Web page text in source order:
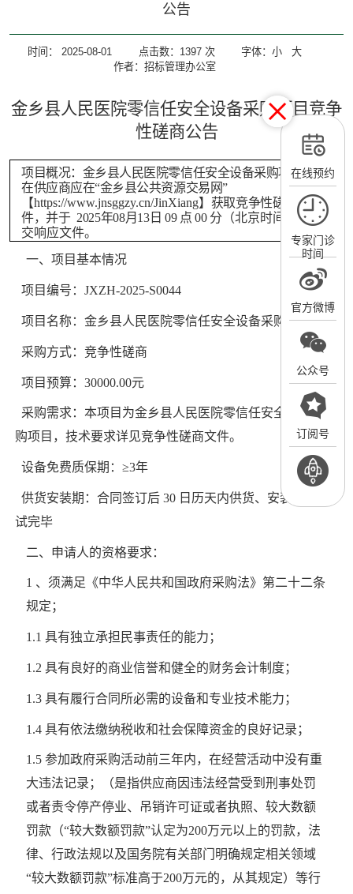
在线预约
专家门诊
时间
官方微博
公众号
订阅号
公告
时间： 2025-08-01 点击数： 1397次 字体：小
大
作者：招标管理办公室
金乡县人民医院零信任安全设备采购项目 竞争
性磋商公告
项目概况： 金乡县人民医院零信任安全设备采购项目的潜
在供应商应在“金乡县公共资源交易网”
【https://www.jnsggzy.cn/JinXiang】获取竞争性磋商文
件，并于 2025年08月13日 09 点 00 分 （北京时间）前提
交响应文件。
一、项目基本情况
项目编号： JXZH-2025-S0044
项目名称：金乡县人民医院零信任安全设备采购项目
采购方式：竞争性磋商
项目预算： 30000.00元
采购需求： 本项目为金乡县人民医院零信任安全设备采
购项目，技术要求详见竞争性磋商文件。
设备免费质保期： ≥3年
供货安装期： 合同签订后30 日历天内供货、安装、调
试完毕
二、申请人的资格要求：
1 、须满足《中华人民共和国政府采购法》第二十二条
规定；
1.1 具有独立承担民事责任的能力；
1.2 具有良好的商业信誉和健全的财务会计制度；
1.3 具有履行合同所必需的设备和专业技术能力；
1.4 具有依法缴纳税收和社会保障资金的良好记录；
1.5 参加政府采购活动前三年内，在经营活动中没有重
大违法记录；（是指供应商因违法经营受到刑事处罚
或者责令停产停业、吊销许可证或者执照、较大数额
罚款（“较大数额罚款”认定为200万元以上的罚款，法
律、行政法规以及国务院有关部门明确规定相关领域
“较大数额罚款”标准高于200万元的，从其规定）等行